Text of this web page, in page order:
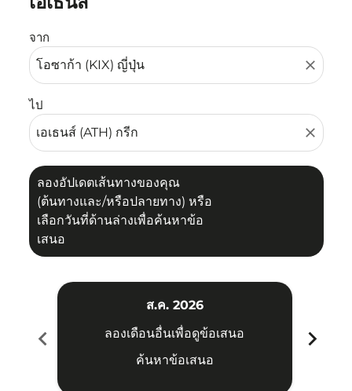
จาก
close
ไป
close
ลองอัปเดตเส้นทางของคุณ
(ต้นทางและ/หรือปลายทาง) หรือ
เลือกวันที่ด้านล่างเพื่อค้นหาข้อ
เสนอ
chevron_left
ส.ค. 2026
ลองเดือนอื่นเพื่อดูข้อเสนอ
ค้นหาข้อเสนอ
chevron_right